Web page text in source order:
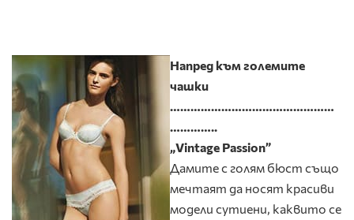
Напред към големите
чашки
…………………………………………
…………..
„Vintage Passion”
Дамите с голям бюст също
мечтаят да носят красиви
модели сутиени, каквито се